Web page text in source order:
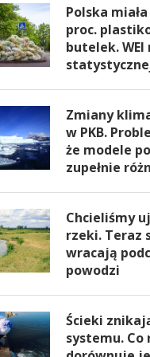
Polska
proc.
butelek.
Zmiany
w PKB.
że modele
zupełnie
Chcieliśmy
rzeki. Teraz
wracają
powodzi
Ścieki
systemu. Co